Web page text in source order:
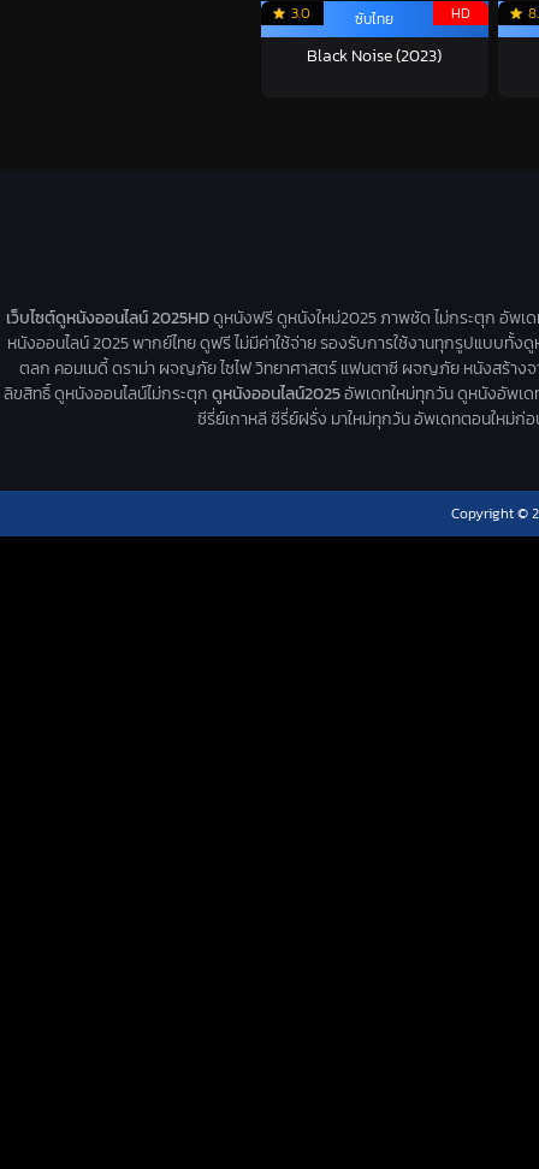
3.0 HD
ซับไทย
Black Noise (2023)
เว็บไซต์ดูหนังออนไลน์ 2025HDดูหนังฟรี ดูหนังใหม่2025 ภาพชัด ไม่กระตุก อัพเ
หนังออนไลน์ 2025 พากย์ไทย ดูฟรี ไม่มีค่าใช้จ่าย รองรับการใช้งานทุกรูปแบบทั้
ตลก คอมเมดี้ ดราม่า ผจญภัย ไซไฟ วิทยาศาสตร์ แฟนตาซี ผจญภัย หนังสร้างจ
ลิขสิทธิ์ ดูหนังออนไลน์ไม่กระตุกดูหนังออนไลน์2025อัพเดทใหม่ทุกวัน ดูหนังอัพเด
ซีรี่ย์เกาหลี ซีรี่ย์ฝรั่ง มาใหม่ทุกวัน อัพเดทตอนใหม่ก่
Copyright ©